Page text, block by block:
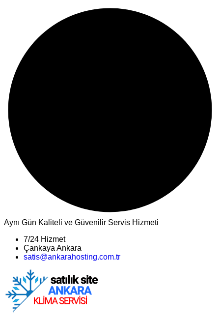
Aynı Gün Kaliteli ve Güvenilir Servis Hizmeti
7/24 Hizmet
Çankaya Ankara
satis@ankarahosting.com.tr